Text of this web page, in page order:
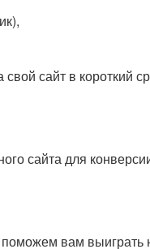
сайт в короткий
сайта для
вам выиграть